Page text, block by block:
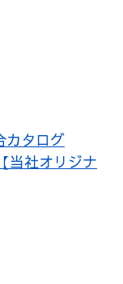
カタログ
当社オリジナ